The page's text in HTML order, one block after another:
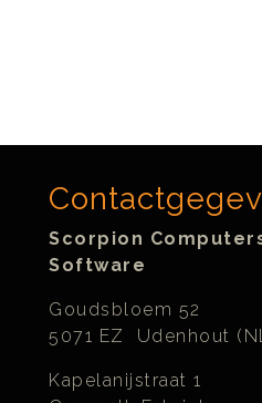
Scorpion
Software
Goudsbloem 52
5071 EZ Udenhout
Kapelanijstraat 1